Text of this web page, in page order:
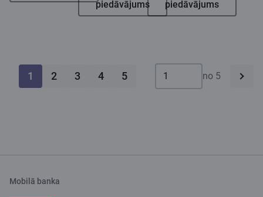
piedāvājums
piedāvājums
1 2 3 4 5 no 5
Mobilā banka